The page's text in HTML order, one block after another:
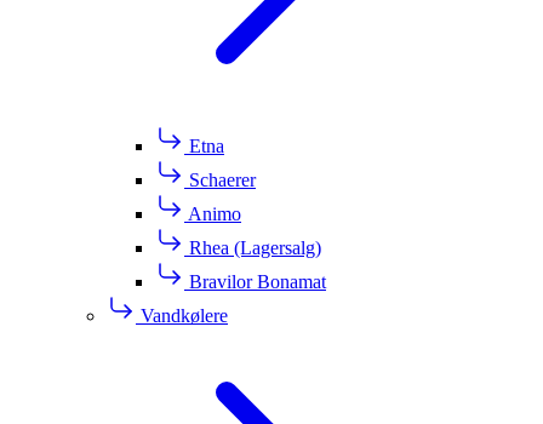
Etna
Schaerer
Animo
Rhea (Lagersalg)
Bravilor Bonamat
Vandkølere